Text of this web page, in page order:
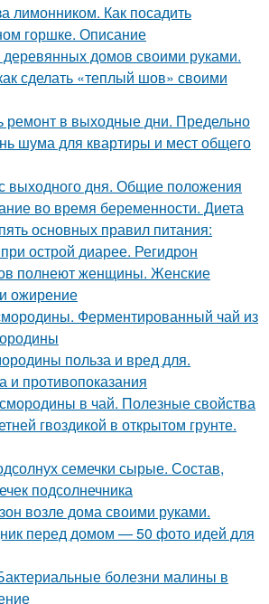
лимонником. Как посадить
горшке. Описание
домов своими руками.
сделать «теплый шов» своими
ремонт в выходные дни. Предельно
шума для квартиры и мест общего
выходного дня. Общие положения
во время беременности. Диета
основных правил питания:
острой диарее. Регидрон
полнеют женщины. Женские
ожирение
Ферментированный чай из
польза и вред для.
и противопоказания
в чай. Полезные свойства
гвоздикой в открытом грунте.
семечки сырые. Состав,
подсолнечника
возле дома своими руками.
перед домом — 50 фото идей для
болезни малины в